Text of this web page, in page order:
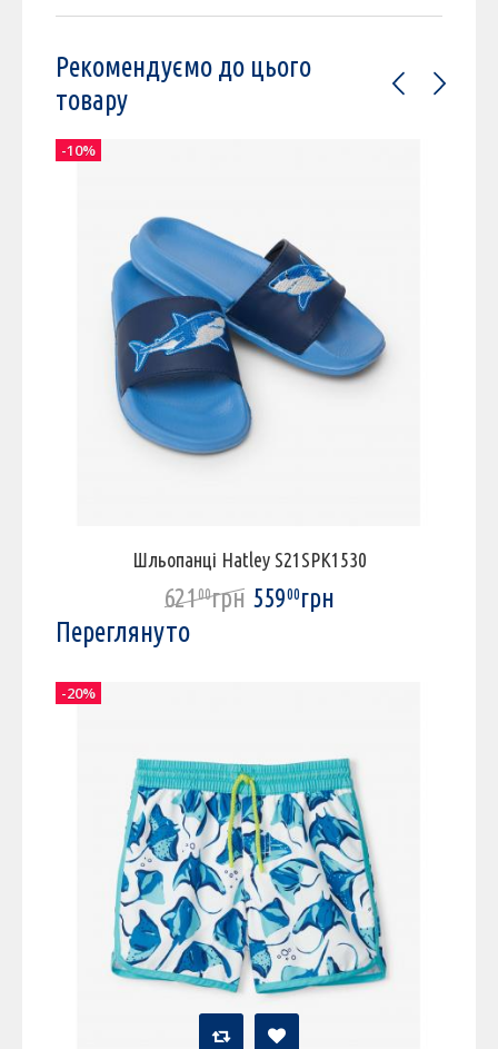
Рекомендуємо до цього
товару
Шльопанці Hatley S21SPK1530
62100грн 55900грн
-10%
Переглянуто
-20%